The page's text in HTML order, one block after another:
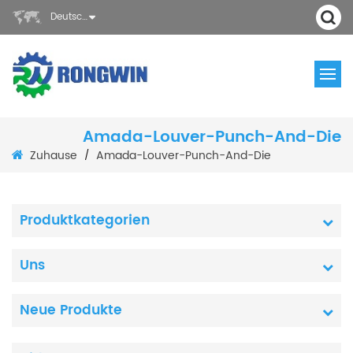
Deutsch
Amada-Louver-Punch-And-Die
Zuhause / Amada-Louver-Punch-And-Die
Produktkategorien
Uns
Neue Produkte